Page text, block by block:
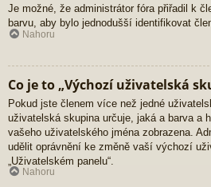
Je možné, že administrátor fóra přiřadil k
barvu, aby bylo jednodušší identifikovat
Nahoru
Co je to „Výchozí uživatelská
Pokud jste členem více než jedné
uživatelská skupina určuje, jaká a barva a
vašeho uživatelského jména zobrazena.
udělit oprávnění ke změně vaší výchozí
„Uživatelském panelu“.
Nahoru